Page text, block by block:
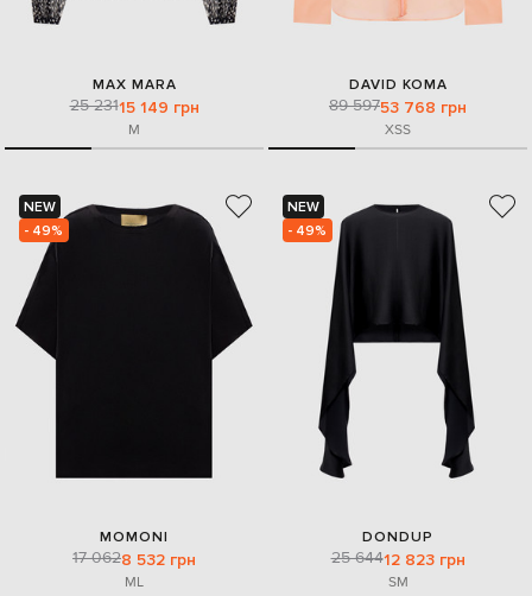
MAX MARA
25 23115 149 грн
M
DAVID KOMA
89 59753 768 грн
XSS
NEW
- 49%
MOMONI
17 0628 532 грн
ML
NEW
- 49%
DONDUP
25 64412 823 грн
SM